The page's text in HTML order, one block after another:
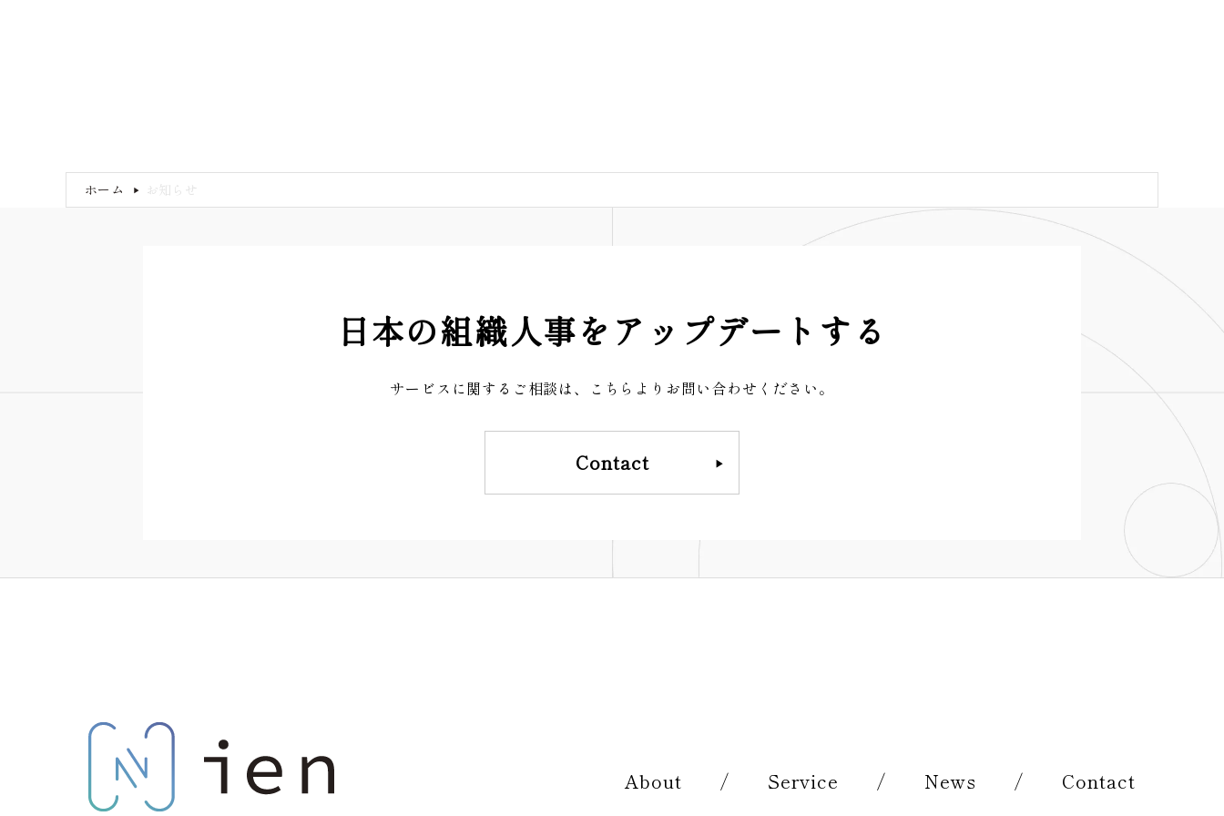
ホーム ▶ お知らせ
日本の組織人事をアップデートする
サービスに関するご相談は、こちらよりお問い合わせください。
Contact ▶︎
About / Service / News / Contact